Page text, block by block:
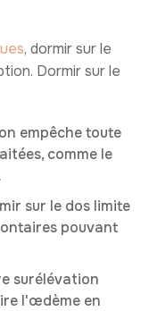
, dormir sur le
Dormir sur le
empêche toute
comme le
sur le dos limite
pouvant
surélévation
l'œdème en